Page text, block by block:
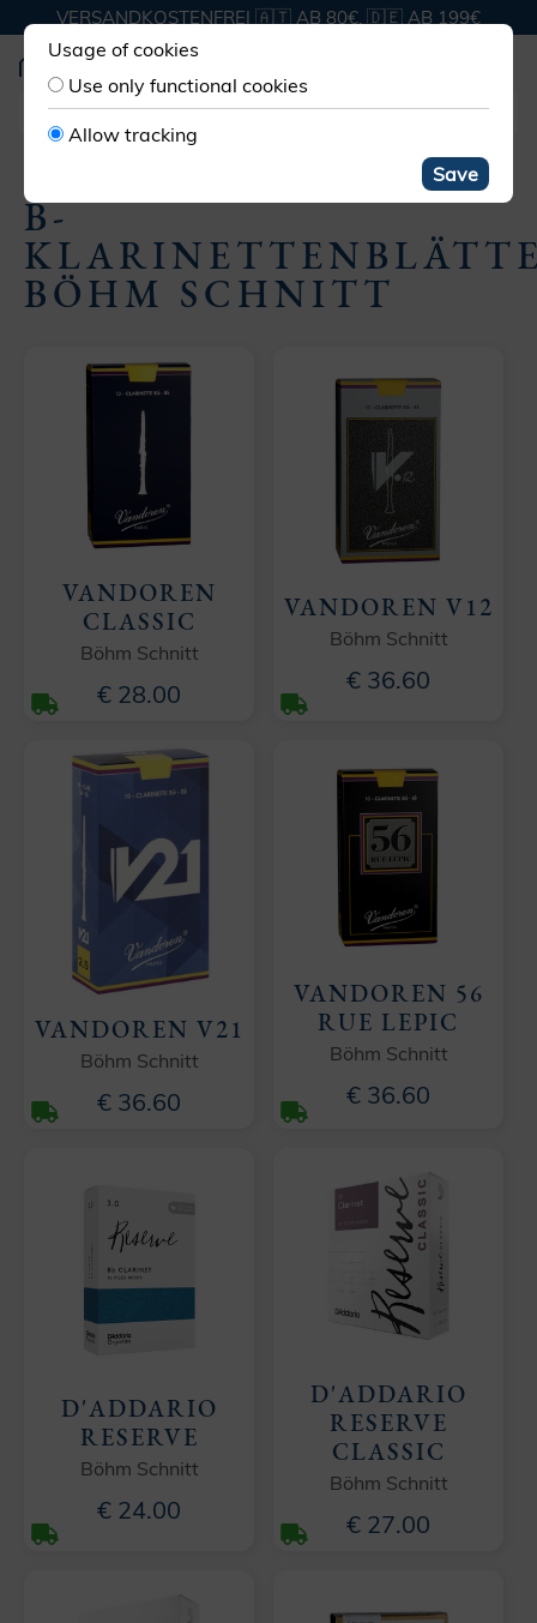
VERSANDKOSTENFREI 🇦🇹 AB 80€, 🇩🇪 AB 199€
B BÖHM
B-
BÖHM SCHNITT
VANDOREN
CLASSIC
Böhm Schnitt
€ 28.00
VANDOREN V12
Böhm Schnitt
€ 36.60
VANDOREN V21
Böhm Schnitt
€ 36.60
VANDOREN 56
RUE LEPIC
Böhm Schnitt
€ 36.60
D'ADDARIO
RESERVE
Böhm Schnitt
€ 24.00
D'ADDARIO
RESERVE
CLASSIC
Böhm Schnitt
€ 27.00
Usage of cookies
Use only functional cookies
Allow tracking
Save